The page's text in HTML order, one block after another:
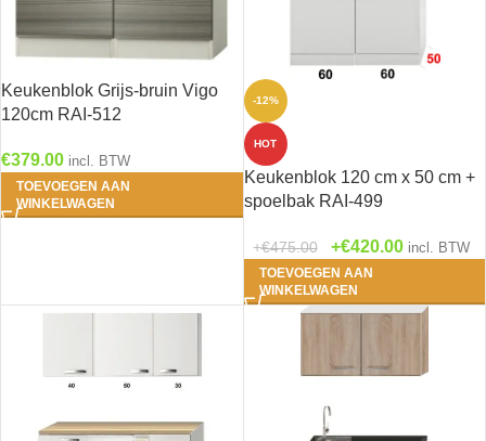
Keukenblok Grijs-bruin Vigo
120cm RAI-512
€379.00 incl. BTW
TOEVOEGEN AAN
WINKELWAGEN
-12%
HOT
Keukenblok 120 cm x 50 cm +
spoelbak RAI-499
€475.00 €420.00 incl. BTW
TOEVOEGEN AAN
WINKELWAGEN